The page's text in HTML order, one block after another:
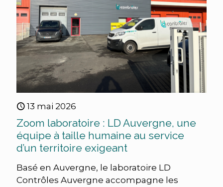
13 mai 2026
Zoom laboratoire : LD Auvergne, une
équipe à taille humaine au service
d’un territoire exigeant
Basé en Auvergne, le laboratoire LD
Contrôles Auvergne accompagne les